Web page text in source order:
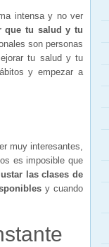
intensa y no ver
que tu salud y tu
son personas
tu salud y tu
y empezar a
muy interesantes,
es imposible que
las clases de
y cuando